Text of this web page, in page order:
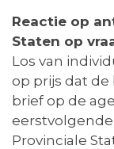
Reactie op
Staten op
Los van
op prijs dat de
brief op de
Provinciale